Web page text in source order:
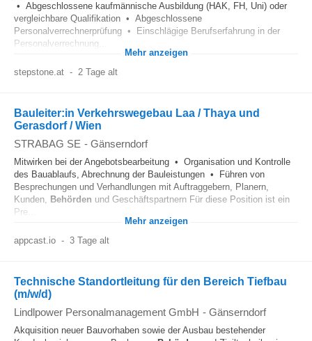
• Abgeschlossene kaufmännische Ausbildung (HAK, FH, Uni) oder
vergleichbare Qualifikation • Abgeschlossene
Personalverrechnerprüfung • Einschlägige Berufserfahrung in der
Personalverrechnung...
Mehr anzeigen
stepstone.at - 2 Tage alt
Bauleiter:in Verkehrswegebau Laa / Thaya und
Gerasdorf / Wien
STRABAG SE - Gänserndorf
Mitwirken bei der Angebotsbearbeitung • Organisation und Kontrolle
des Bauablaufs, Abrechnung der Bauleistungen • Führen von
Besprechungen und Verhandlungen mit Auftraggebern, Planern,
Kunden, Behörden und Geschäftspartnern Für diese Position ist ein
Pre...
Mehr anzeigen
appcast.io - 3 Tage alt
Technische Standortleitung für den Bereich Tiefbau
(m/w/d)
Lindlpower Personalmanagement GmbH - Gänserndorf
Akquisition neuer Bauvorhaben sowie der Ausbau bestehender